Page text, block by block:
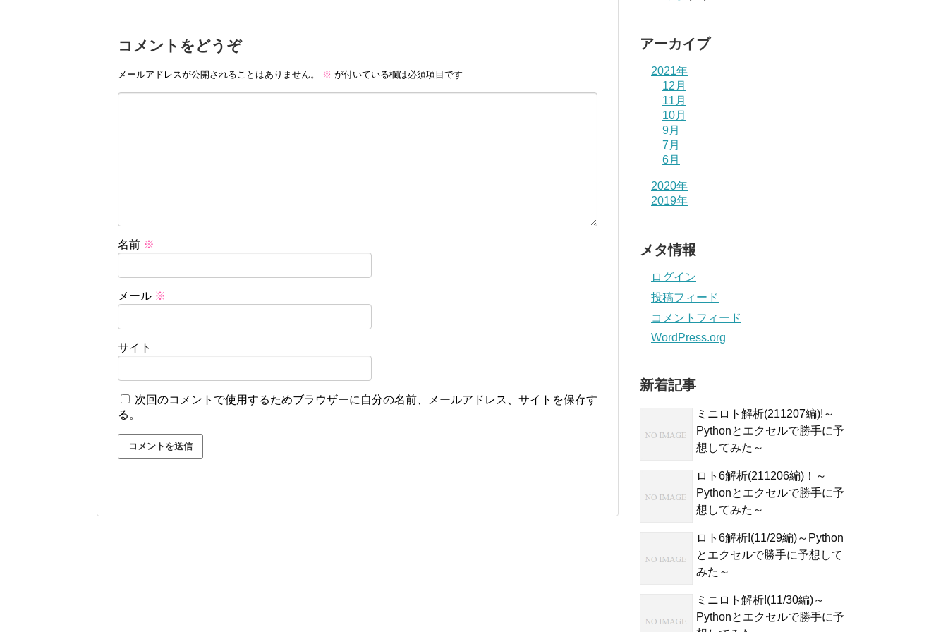
コメントをどうぞ
メールアドレスが公開されることはありません。 ※ が付いている欄は必須項目です
名前 ※
メール ※
サイト
次回のコメントで使用するためブラウザーに自分の名前、メールアドレス、サイトを保存す
る。
アーカイブ
2021年
12月
11月
10月
9月
7月
6月
2020年
2019年
メタ情報
ログイン
投稿フィード
コメントフィード
WordPress.org
新着記事
ミニロト解析(211207編)!～
Pythonとエクセルで勝手に予
想してみた～
ロト6解析(211206編)！～
Pythonとエクセルで勝手に予
想してみた～
ロト6解析!(11/29編)～Python
とエクセルで勝手に予想して
みた～
ミニロト解析!(11/30編)～
Pythonとエクセルで勝手に予